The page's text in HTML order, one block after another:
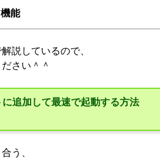
能
説しているので、
さい＾＾
に追加して最速で起動する方法
う、